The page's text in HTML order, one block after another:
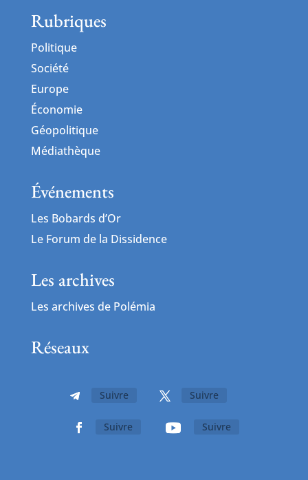
Rubriques
Politique
Société
Europe
Économie
Géopolitique
Médiathèque
Événements
Les Bobards d’Or
Le Forum de la Dissidence
Les archives
Les archives de Polémia
Réseaux
Suivre Suivre
Suivre Suivre